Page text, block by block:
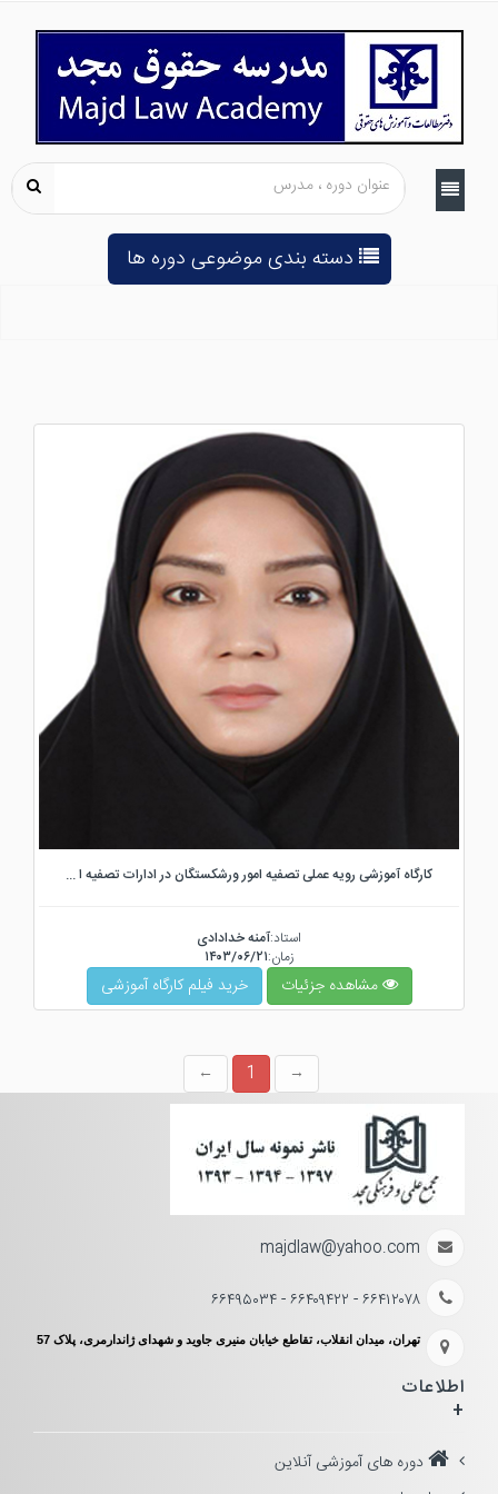
کارگاه آموزشی رویه عملی تصفیه امور ورشکستگان در ادارات تصفیه ا ...
استاد:آمنه خدادادی
زمان:۱۴۰۳/۰۶/۲۱
مشاهده جزئیات خرید فیلم کارگاه آموزشی
1
majdlaw@yahoo.com
۶۶۴۱۲۰۷۸ - ۶۶۴۰۹۴۲۲ - ۶۶۴۹۵۰۳۴
تهران، میدان انقلاب، تقاطع خیابان منیری جاوید و شهدای ژاندارمری، پلاک 57
اطلاعات
+
دوره های آموزشی آنلاین